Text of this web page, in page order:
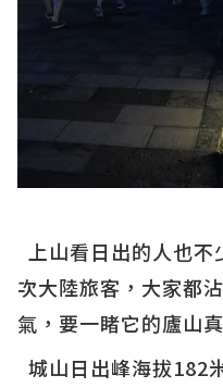
上山看日出的人也不
次大陸旅客，大家都
氣，要一睹它的廬山
城山日出峰海拔182